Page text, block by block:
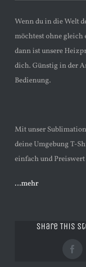
Wenn du in die Welt
möchtest ohne gleich
dann ist unsere
dich. Günstig in der
Bedienung.
Mit unser
deine Umgebung T-
einfach und
…mehr
Share This